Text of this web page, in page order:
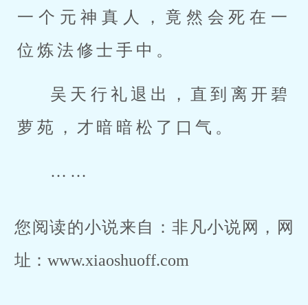
一个元神真人，竟然会死在一
位炼法修士手中。
吴天行礼退出，直到离开碧
萝苑，才暗暗松了口气。
……
您阅读的小说来自：非凡小说网，网
址：www.xiaoshuoff.com